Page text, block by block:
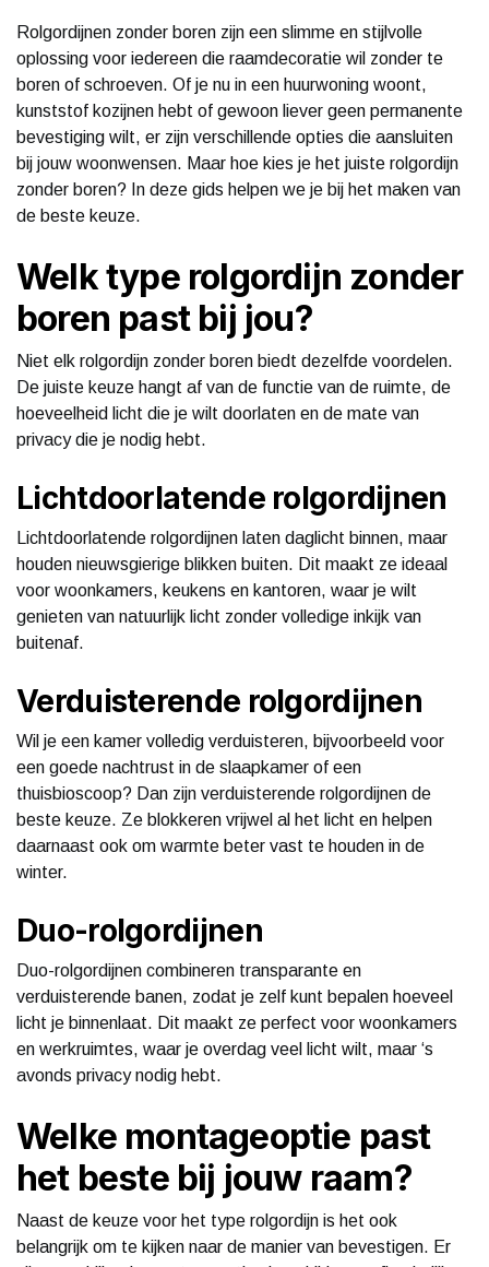
Rolgordijnen zonder boren zijn een slimme en stijlvolle
oplossing voor iedereen die raamdecoratie wil zonder te
boren of schroeven. Of je nu in een huurwoning woont,
kunststof kozijnen hebt of gewoon liever geen permanente
bevestiging wilt, er zijn verschillende opties die aansluiten
bij jouw woonwensen. Maar hoe kies je het juiste rolgordijn
zonder boren? In deze gids helpen we je bij het maken van
de beste keuze.
Welk type rolgordijn zonder
boren past bij jou?
Niet elk rolgordijn zonder boren biedt dezelfde voordelen.
De juiste keuze hangt af van de functie van de ruimte, de
hoeveelheid licht die je wilt doorlaten en de mate van
privacy die je nodig hebt.
Lichtdoorlatende rolgordijnen
Lichtdoorlatende rolgordijnen laten daglicht binnen, maar
houden nieuwsgierige blikken buiten. Dit maakt ze ideaal
voor woonkamers, keukens en kantoren, waar je wilt
genieten van natuurlijk licht zonder volledige inkijk van
buitenaf.
Verduisterende rolgordijnen
Wil je een kamer volledig verduisteren, bijvoorbeeld voor
een goede nachtrust in de slaapkamer of een
thuisbioscoop? Dan zijn verduisterende rolgordijnen de
beste keuze. Ze blokkeren vrijwel al het licht en helpen
daarnaast ook om warmte beter vast te houden in de
winter.
Duo-rolgordijnen
Duo-rolgordijnen combineren transparante en
verduisterende banen, zodat je zelf kunt bepalen hoeveel
licht je binnenlaat. Dit maakt ze perfect voor woonkamers
en werkruimtes, waar je overdag veel licht wilt, maar ‘s
avonds privacy nodig hebt.
Welke montageoptie past
het beste bij jouw raam?
Naast de keuze voor het type rolgordijn is het ook
belangrijk om te kijken naar de manier van bevestigen. Er